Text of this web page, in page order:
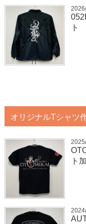
ト
オリジナルTシャツ
ト